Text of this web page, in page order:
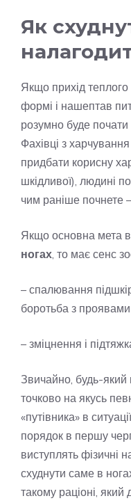
Як
Якщо прихід
формі і нашептав
розумно буде почати
Фахівці з
придбати корисну
шкідливої), людині
чим раніше почнете
Якщо основна мета
ногах, то має сенс
– спалювання
боротьба з проявами
– зміцнення і
Звичайно, будь-який
точково на якусь
«путівника» в
порядок в першу
виступлять фізичні
схуднути саме в
такому раціоні, який